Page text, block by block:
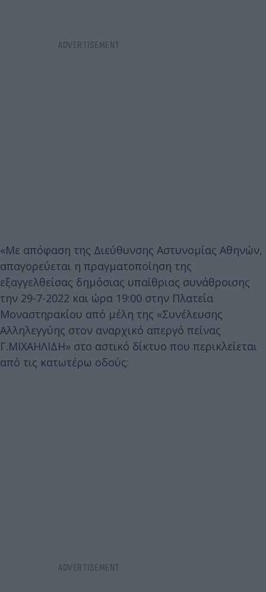
«Με απόφαση της Διεύθυνσης Αστυνομίας Αθηνών,
απαγορεύεται η πραγματοποίηση της
εξαγγελθείσας δημόσιας υπαίθριας συνάθροισης
την 29-7-2022 και ώρα 19:00 στην Πλατεία
Μοναστηρακίου από μέλη της «Συνέλευσης
Αλληλεγγύης στον αναρχικό απεργό πείνας
Γ.ΜΙΧΑΗΛΙΔΗ» στο αστικό δίκτυο που περικλείεται
από τις κατωτέρω οδούς: